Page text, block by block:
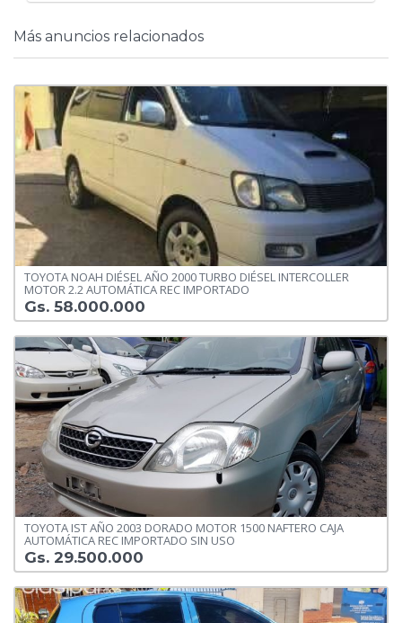
Más anuncios relacionados
TOYOTA NOAH DIÉSEL AÑO 2000 TURBO DIÉSEL INTERCOLLER
MOTOR 2.2 AUTOMÁTICA REC IMPORTADO
Gs. 58.000.000
TOYOTA IST AÑO 2003 DORADO MOTOR 1500 NAFTERO CAJA
AUTOMÁTICA REC IMPORTADO SIN USO
Gs. 29.500.000